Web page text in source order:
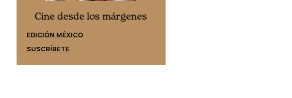
Cine desde los márgenes
EDICIÓN MÉXICO
SUSCRÍBETE